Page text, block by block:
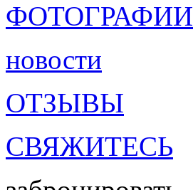
ФОТОГРАФИИ
новости
ОТЗЫВЫ
СВЯЖИТЕСЬ